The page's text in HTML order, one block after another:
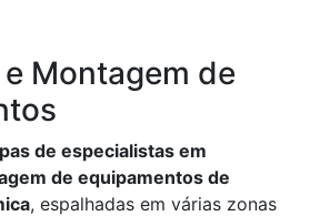
Montagem de
de especialistas em
de equipamentos de
, espalhadas em várias zonas